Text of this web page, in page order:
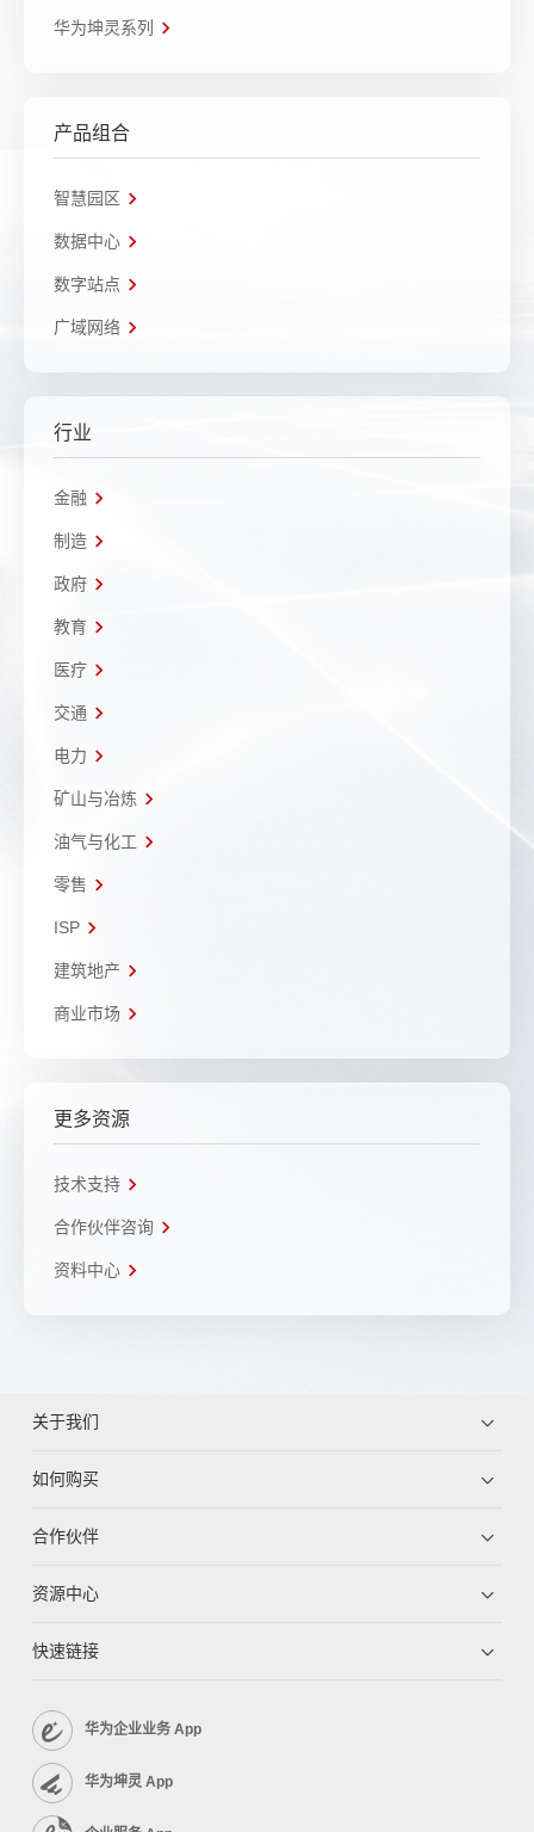
华为坤灵系列
产品组合
智慧园区
数据中心
数字站点
广域网络
行业
金融
制造
政府
教育
医疗
交通
电力
矿山与冶炼
油气与化工
零售
ISP
建筑地产
商业市场
更多资源
技术支持
合作伙伴咨询
资料中心
关于我们
如何购买
合作伙伴
资源中心
快速链接
华为企业业务 App
华为坤灵 App